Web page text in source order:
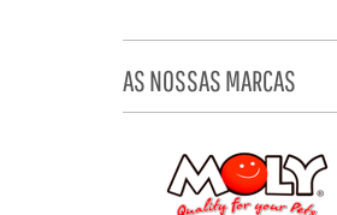
AS NOSSAS MARCAS